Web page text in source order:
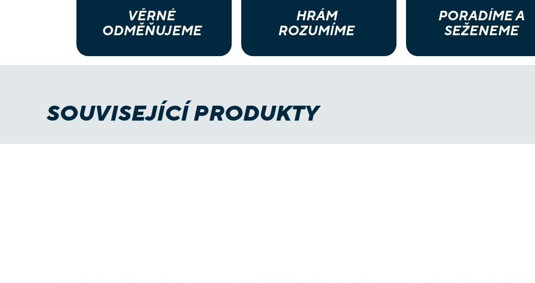
VĚRNÉ
ODMĚŇUJEME
HRÁM
ROZUMÍME
PORADÍME A
SEŽENEME
SOUVISEJÍCÍ PRODUKTY